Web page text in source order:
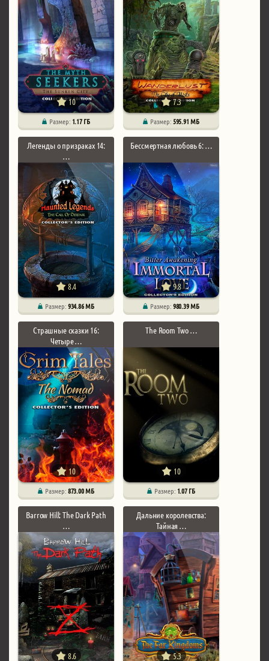
10
Размер: 1.17 ГБ
7.3
Размер:595.91 МБ
Легенды о призраках 14:
…
8.4
Размер:934.86 МБ
Бессмертная любовь 6: …
9.8
Размер:980.39 МБ
Страшные сказки 16:
Четыре …
10
Размер:873.00 МБ
The Room Two …
10
Размер: 1.07 ГБ
Barrow Hill: The Dark Path
…
8.6
Дальние королевства:
Тайная …
5.3